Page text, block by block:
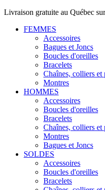
Livraison gratuite au Québec
FEMMES
Accessoires
Bagues et Joncs
Boucles d'oreilles
Bracelets
Chaînes, colliers et
Montres
HOMMES
Accessoires
Boucles d'oreilles
Bracelets
Chaînes, colliers et
Montres
Bagues et Joncs
SOLDES
Accessoires
Boucles d'oreilles
Bracelets